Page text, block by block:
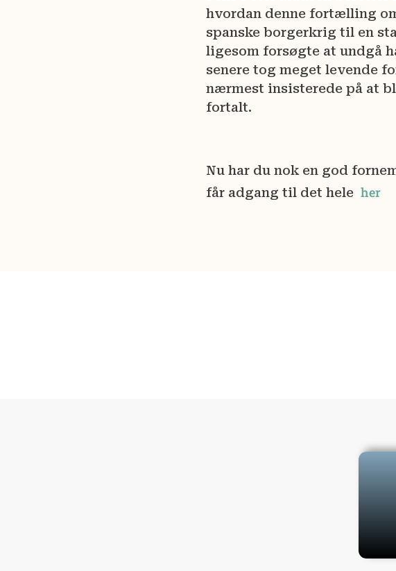
hvordan denne fortælling
spanske borgerkrig til en
ligesom forsøgte at undgå
senere tog meget levende
nærmest insisterede på at
fortalt.
Nu har du nok en god
får adgang til det heleher